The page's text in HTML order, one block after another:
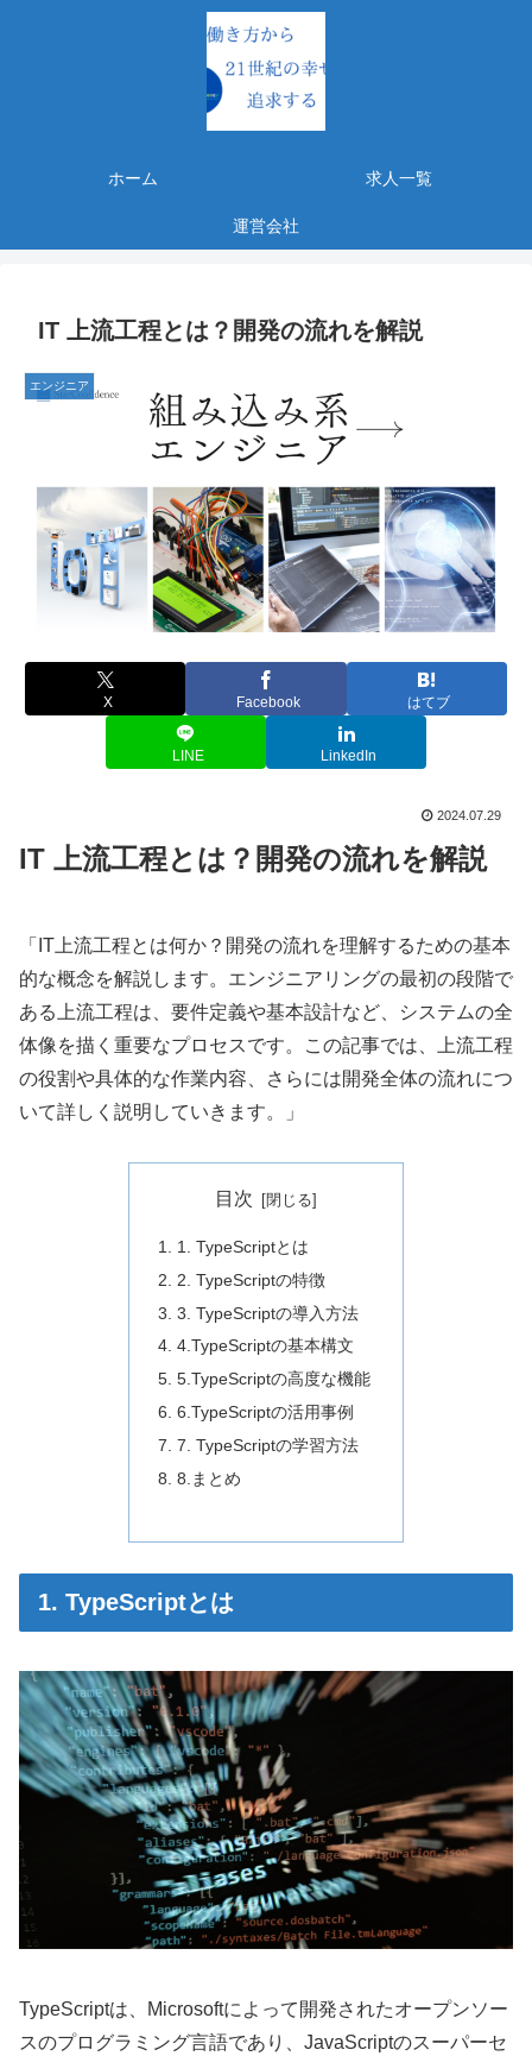
ホーム 求人一覧
運営会社
IT 上流工程とは？開発の流れを解説
エンジニア
X Facebook はてブ
LINE LinkedIn
2024.07.29
IT 上流工程とは？開発の流れを解説
「IT上流工程とは何か？開発の流れを理解するための基本
的な概念を解説します。エンジニアリングの最初の段階で
ある上流工程は、要件定義や基本設計など、システムの全
体像を描く重要なプロセスです。この記事では、上流工程
の役割や具体的な作業内容、さらには開発全体の流れにつ
いて詳しく説明していきます。」
目次
1. TypeScriptとは
2. TypeScriptの特徴
3. TypeScriptの導入方法
4.TypeScriptの基本構文
5.TypeScriptの高度な機能
6.TypeScriptの活用事例
7. TypeScriptの学習方法
8.まとめ
1. TypeScriptとは
TypeScriptは、Microsoftによって開発されたオープンソー
スのプログラミング言語であり、JavaScriptのスーパーセ